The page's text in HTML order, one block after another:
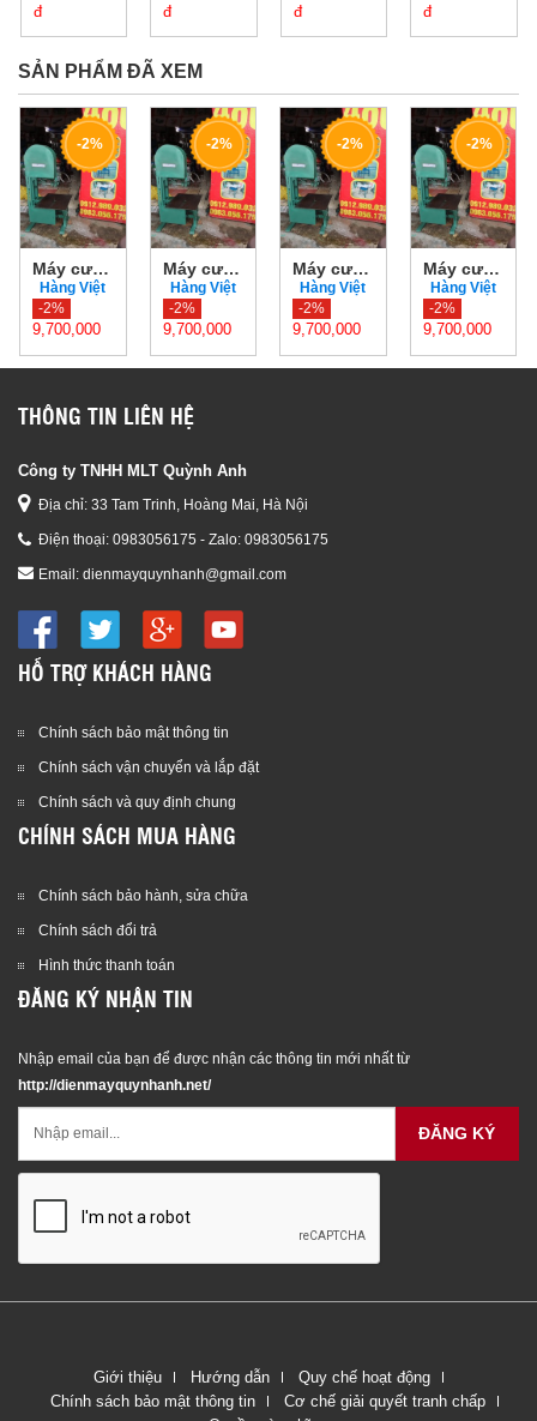
đ
đ
đ
đ
SẢN PHẨM ĐÃ XEM
-2%
Máy cưa lọng, máy xẻ gỗ bánh đà 40 có mô tơ sản xuất trên quy mô lớn
Hàng Việt
Nam
-2%
9,700,000
9,800,000 đ
-2%
Máy cưa lọng, máy xẻ gỗ bánh đà 40 có mô tơ sản xuất trên quy mô lớn
Hàng Việt
Nam
-2%
9,700,000
9,800,000 đ
-2%
Máy cưa lọng, máy xẻ gỗ bánh đà 40 có mô tơ sản xuất trên quy mô lớn
Hàng Việt
Nam
-2%
9,700,000
9,800,000 đ
-2%
Máy cưa lọng, máy xẻ gỗ bánh đà 40 có mô tơ sản xuất trên quy mô lớn
Hàng Việt
Nam
-2%
9,700,000
9,800,000 đ
THÔNG TIN LIÊN HỆ
Công ty TNHH MLT Quỳnh Anh
Địa chỉ: 33 Tam Trinh, Hoàng Mai, Hà Nội
Điện thoại: 0983056175 - Zalo: 0983056175
Email: dienmayquynhanh@gmail.com
HỖ TRỢ KHÁCH HÀNG
Chính sách bảo mật thông tin
Chính sách vận chuyển và lắp đặt
Chính sách và quy định chung
CHÍNH SÁCH MUA HÀNG
Chính sách bảo hành, sửa chữa
Chính sách đổi trả
Hình thức thanh toán
ĐĂNG KÝ NHẬN TIN
Nhập email của bạn để được nhận các thông tin mới nhất từ
http://dienmayquynhanh.net/
ĐĂNG KÝ
Giới thiệu Hướng dẫn
Quy chế hoạt động
Chính sách bảo mật thông tin
Cơ chế giải quyết tranh chấp